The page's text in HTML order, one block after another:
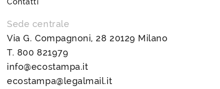
Sede centrale
Via G. Compagnoni, 28 20129 Milano
T. 800 821979
info@ecostampa.it
ecostampa@legalmail.it